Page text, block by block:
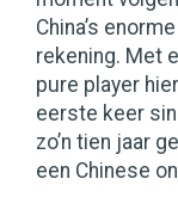
China’s
rekening. Met
pure player
eerste keer
zo’n tien jaar
een Chinese